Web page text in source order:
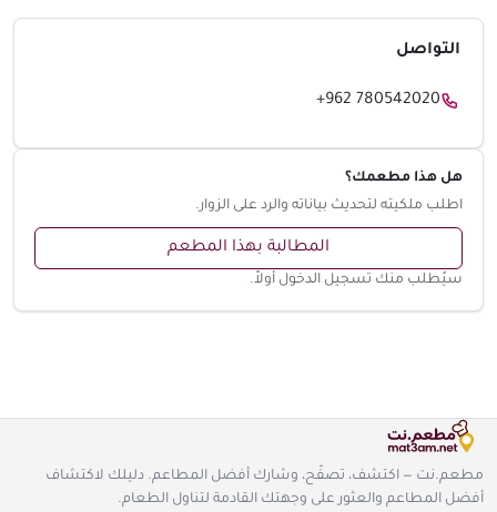
التواصل
+962 780542020
هل هذا مطعمك؟
اطلب ملكيته لتحديث بياناته والرد على الزوار.
المطالبة بهذا المطعم
سيُطلب منك تسجيل الدخول أولاً.
مطعم.نت — اكتشف، تصفّح، وشارك أفضل المطاعم. دليلك لاكتشاف
أفضل المطاعم والعثور على وجهتك القادمة لتناول الطعام.